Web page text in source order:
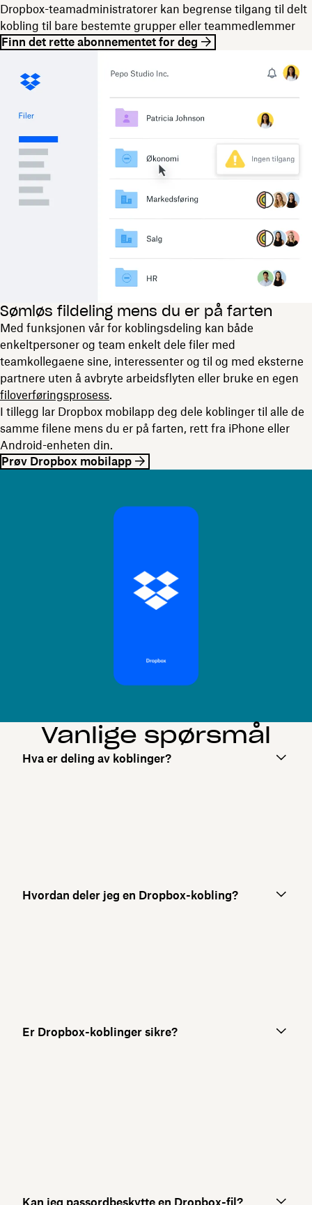
Dropbox-teamadministratorer kan begrense tilgang til delt
kobling til bare bestemte grupper eller teammedlemmer
Finn det rette abonnementet for deg
Sømløs fildeling mens du er på farten
Med funksjonen vår for koblingsdeling kan både
enkeltpersoner og team enkelt dele filer med
teamkollegaene sine, interessenter og til og med eksterne
partnere uten å avbryte arbeidsflyten eller bruke en egen
filoverføringsprosess.
I tillegg lar Dropbox mobilapp deg dele koblinger til alle de
samme filene mens du er på farten, rett fra iPhone eller
Android-enheten din.
Prøv Dropbox mobilapp
Vanlige spørsmål
Hva er deling av koblinger?
Hvordan deler jeg en Dropbox-kobling?
Er Dropbox-koblinger sikre?
Kan jeg passordbeskytte en Dropbox-fil?